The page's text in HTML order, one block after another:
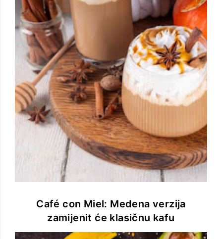
Café con Miel: Medena verzija
zamijenit će klasičnu kafu